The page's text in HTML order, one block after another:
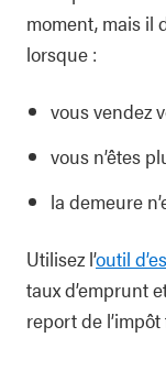
moment, mais il
lorsque :
vous vendez
vous n’êtes
la demeure
Utilisez l’outil
taux d’emprunt
report de